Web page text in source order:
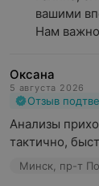
вашими
Нам
Оксана
5 августа 2026
Отзыв
Анализы
тактично,
Минск, пр-т